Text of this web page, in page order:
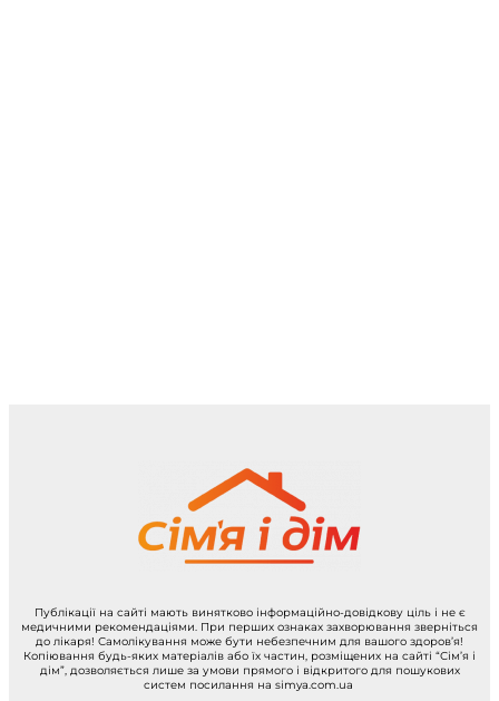
Публікації на сайті мають винятково інформаційно-довідкову ціль і не є
медичними рекомендаціями. При перших ознаках захворювання зверніться
до лікаря! Самолікування може бути небезпечним для вашого здоров’я!
Копіювання будь-яких матеріалів або їх частин, розміщених на сайті “Сім’я і
дім”, дозволяється лише за умови прямого і відкритого для пошукових
систем посилання на simya.com.ua